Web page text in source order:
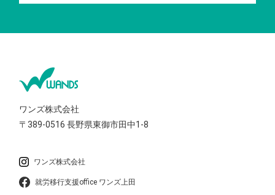
ワンズ株式会社
〒389-0516長野県東御市田中1-8
ワンズ株式会社
就労移行支援office ワンズ上田